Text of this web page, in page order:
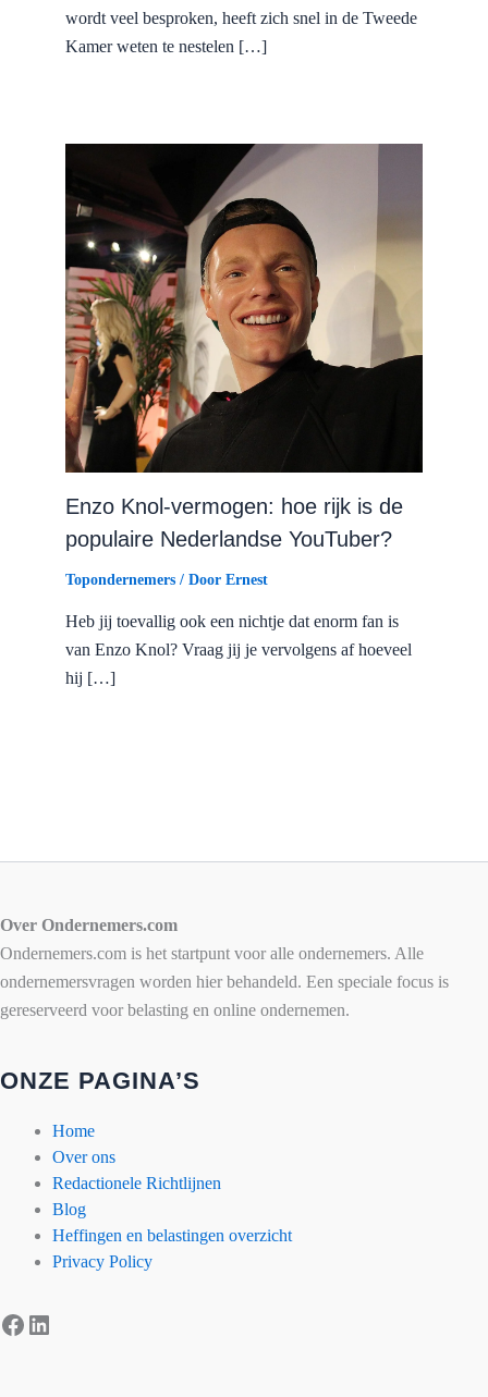
wordt veel besproken, heeft zich snel in de Tweede
Kamer weten te nestelen […]
Enzo Knol-vermogen: hoe rijk is de
populaire Nederlandse YouTuber?
Topondernemers / Door Ernest
Heb jij toevallig ook een nichtje dat enorm fan is
van Enzo Knol? Vraag jij je vervolgens af hoeveel
hij […]
Over Ondernemers.com
Ondernemers.com is het startpunt voor alle ondernemers. Alle
ondernemersvragen worden hier behandeld. Een speciale focus is
gereserveerd voor belasting en online ondernemen.
ONZE PAGINA’S
Home
Over ons
Redactionele Richtlijnen
Blog
Heffingen en belastingen overzicht
Privacy Policy
Facebook
LinkedIn